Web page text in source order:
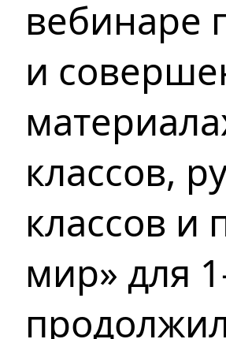
вебинаре
и
классов,
классов
мир» для